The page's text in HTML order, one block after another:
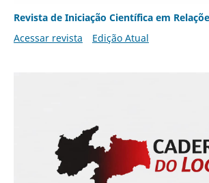
Revista de Iniciação Científica em
Acessar revista
Edição Atual